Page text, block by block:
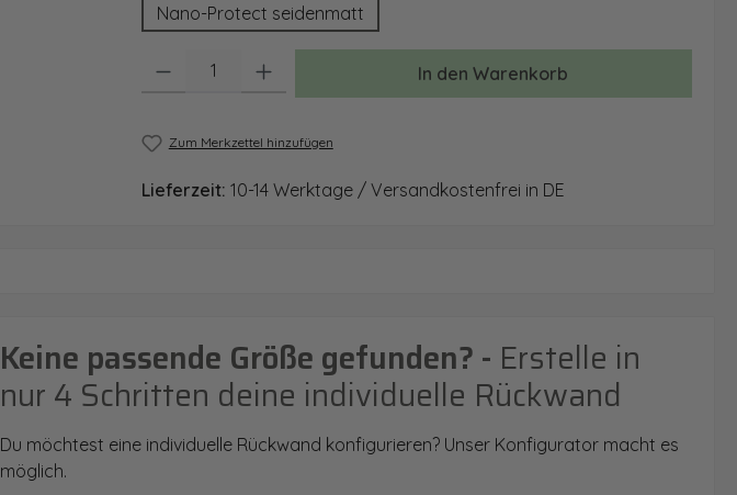
Nano-Protect seidenmatt
Produkt Anzahl: Gib den gewünschten Wert ein oder benutze die Schaltflächen
In den Warenkorb
Zum Merkzettel hinzufügen
Lieferzeit: 10-14 Werktage / Versandkostenfrei in DE
Keine passende Größe gefunden? - Erstelle in
nur 4 Schritten deine individuelle Rückwand
Du möchtest eine individuelle Rückwand konfigurieren? Unser Konfigurator macht es
möglich.